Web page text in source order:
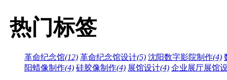
热门标签
革命纪念馆(12) 革命纪念馆设计(5) 沈阳数字影院制作(4)
阳蜡像制作(4) 硅胶像制作(4) 展馆设计(4) 企业展厅展馆